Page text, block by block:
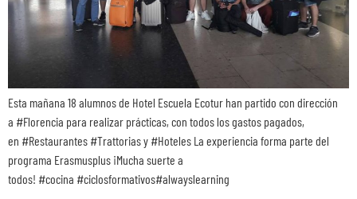
Esta mañana 18 alumnos de Hotel Escuela Ecotur han partido con dirección
a #Florencia para realizar prácticas, con todos los gastos pagados,
en #Restaurantes #Trattorias y #Hoteles La experiencia forma parte del
programa Erasmusplus ¡Mucha suerte a
todos! #cocina #ciclosformativos#alwayslearning